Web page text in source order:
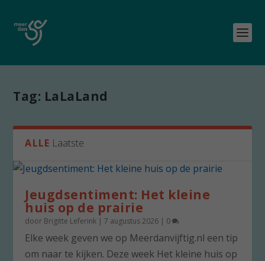
Tag: LaLaLand
ALLE Laatste
Jeugdsentiment: Het kleine
huis op de prairie
door Brigitte Leferink |7 augustus 2026 | 0
Elke week geven we op Meerdanvijftig.nl een tip
om naar te kijken. Deze week Het kleine huis op